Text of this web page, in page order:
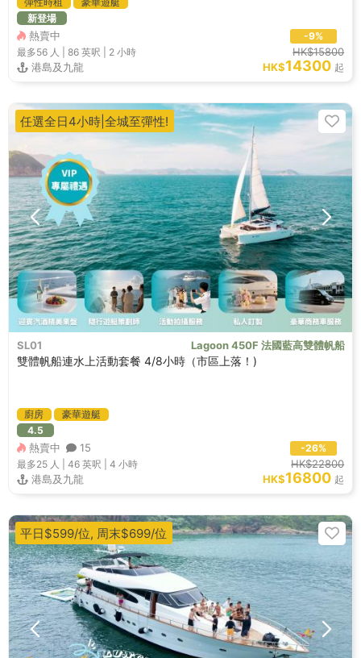
新登場
熱賣中
最多56人 | 86 英呎 2 小時
港島及九龍
-9%
HK$15800
HK$14300 起
SL01 Lagoon 450F 法國藍高雙體帆船
雙體帆船連水上活動套餐 4/8小時（市區上落！)
廚房
豪華遊艇
4.5
熱賣中 15
最多25人 | 46 英呎 4 小時
港島及九龍
-26%
HK$22800
HK$16800 起
任選全日4小時|全城至彈性!
平日$599/位, 周末$699/位